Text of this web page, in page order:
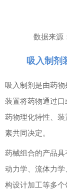
数据来源
吸入制剂
吸入制剂是由药
装置将药物通过
药物理化特性、
素共同决定。
药械组合的产品
动力学、流体力
构设计加工等多